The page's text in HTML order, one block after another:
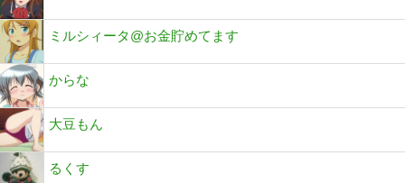
ミルシィータ@お金貯めてます
からな
大豆もん
るくす